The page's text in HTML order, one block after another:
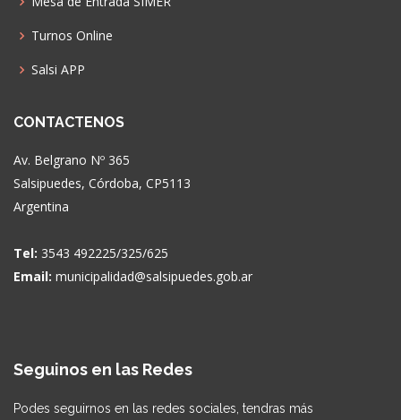
Turnos Online
Salsi APP
CONTACTENOS
Av. Belgrano Nº 365
Salsipuedes, Córdoba, CP5113
Argentina
Tel: 3543 492225/325/625
Email: municipalidad@salsipuedes.gob.ar
Seguinos en las Redes
Podes seguirnos en las redes sociales, tendras más